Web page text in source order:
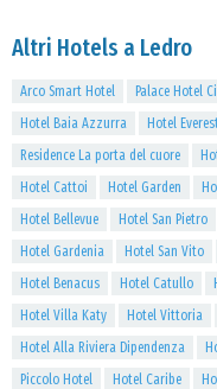
Altri Hotels a Ledro
Arco Smart Hotel Palace Hotel
Hotel Baia Azzurra
Hotel
Residence La porta del cuore
Hotel Cattoi
Hotel Garden
Hotel Bellevue
Hotel San Pietro
Hotel Gardenia
Hotel San Vito
Hotel Benacus
Hotel Catullo
Hotel Villa Katy
Hotel Vittoria
Hotel Alla Riviera Dipendenza
Piccolo Hotel
Hotel Caribe